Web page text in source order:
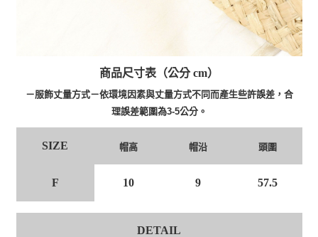
商品尺寸表（公分 cm）
－服飾丈量方式－依環境因素與丈量方式不同而產生些許誤差，合
理誤差範圍為3-5公分。
SIZE 帽高 帽沿 頭圍
F 10 9 57.5
DETAIL